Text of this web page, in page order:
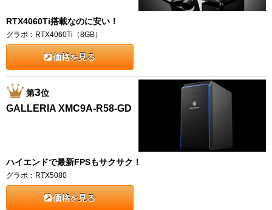
RTX4060Ti搭載なのに安い！
グラボ：RTX4060Ti（8GB）
価格を見る
第3位
GALLERIA XMC9A-R58-GD
ハイエンドで最新FPSもサクサク！
グラボ：RTX5080
価格を見る